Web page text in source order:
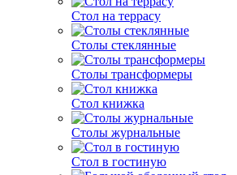
Стол на террасу
Столы стеклянные
Столы трансформеры
Стол книжка
Столы журнальные
Стол в гостиную